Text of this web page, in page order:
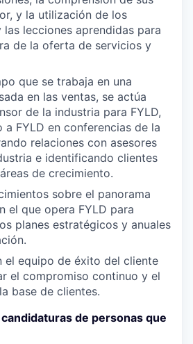
y la utilización de los
lecciones aprendidas para
de la oferta de servicios y
que se trabaja en una
en las ventas, se actúa
de la industria para FYLD,
a FYLD en conferencias de la
relaciones con asesores
e identificando clientes
de crecimiento.
sobre el panorama
el que opera FYLD para
planes estratégicos y anuales
el equipo de éxito del cliente
el compromiso continuo y el
base de clientes.
de personas que